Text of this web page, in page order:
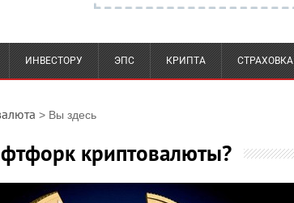
ИНВЕСТОРУ ЭПС КРИПТА СТРАХОВКА
> Вы здесь
криптовалюты?